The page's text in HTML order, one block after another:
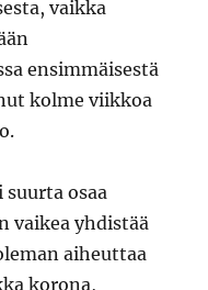
vaikka
ensimmäisestä
kolme viikkoa
osaa
vaikea yhdistää
aiheuttaa
korona,